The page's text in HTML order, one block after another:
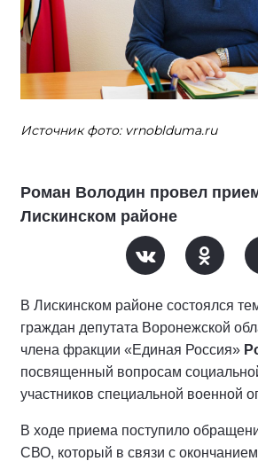
Источник фото: vrnoblduma.ru
Роман Володин провел
Лискинском районе
В Лискинском районе состоялся
граждан депутата Воронежской
члена фракции «Единая Россия»
посвященный вопросам
участников специальной военной
В ходе приема поступило
СВО, который в связи с окончанием